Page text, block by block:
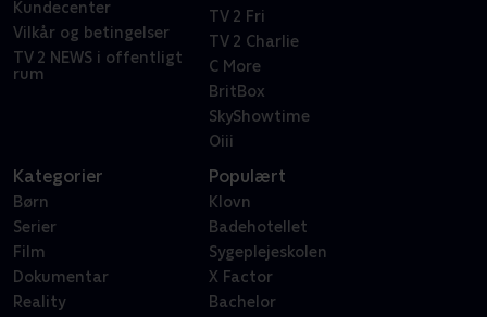
Kundecenter
Vilkår og betingelser
TV 2 NEWS i offentligt
rum
TV 2 Fri
TV 2 Charlie
C More
BritBox
SkyShowtime
Oiii
Kategorier
Børn
Serier
Film
Dokumentar
Reality
Populært
Klovn
Badehotellet
Sygeplejeskolen
X Factor
Bachelor